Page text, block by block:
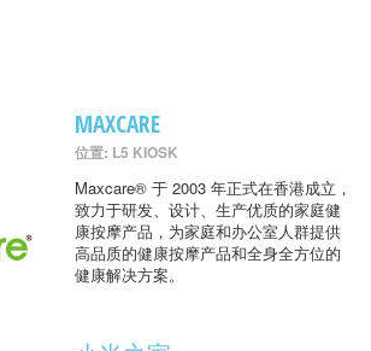
MAXCARE
位置: L5 KIOSK
Maxcare® 于 2003 年正式在香港成立，
致力于研发、设计、生产优质的家庭健
康按摩产品，为家庭和办公室人群提供
高品质的健康按摩产品和全身全方位的
健康解决方案。